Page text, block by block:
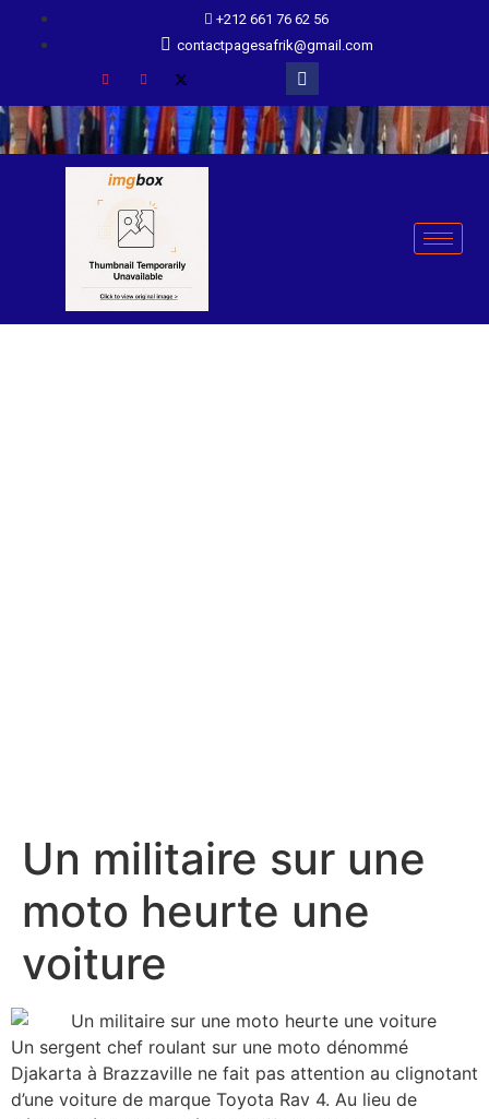
+212 661 76 62 56
contactpagesafrik@gmail.com
Un militaire sur une
moto heurte une
voiture
Un sergent chef roulant sur une moto dénommé
Djakarta à Brazzaville ne fait pas attention au clignotant
d’une voiture de marque Toyota Rav 4. Au lieu de